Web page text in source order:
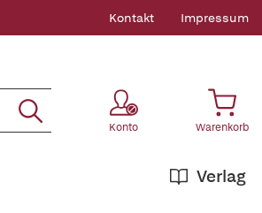
Kontakt Impressum
Konto Warenkorb
Verlag